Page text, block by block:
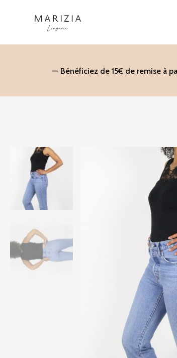
— Bénéficiez de 15€ de remise à